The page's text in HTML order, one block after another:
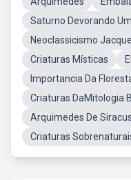
Saturno Devorando
Neoclassicismo
Criaturas Místicas
Importancia Da
Criaturas DaMitologia
Arquimedes De
Criaturas